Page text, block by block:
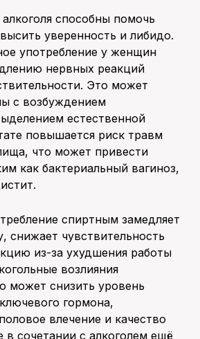
способны помочь
уверенность и либидо.
употребление у женщин
нервных реакций
Это может
с возбуждением
естественной
повышается риск травм
что может привести
как бактериальный вагиноз,
спиртным замедляет
снижает чувствительность
из-за ухудшения работы
возлияния
может снизить уровень
гормона,
влечение и качество
в сочетании с алкоголем ещё